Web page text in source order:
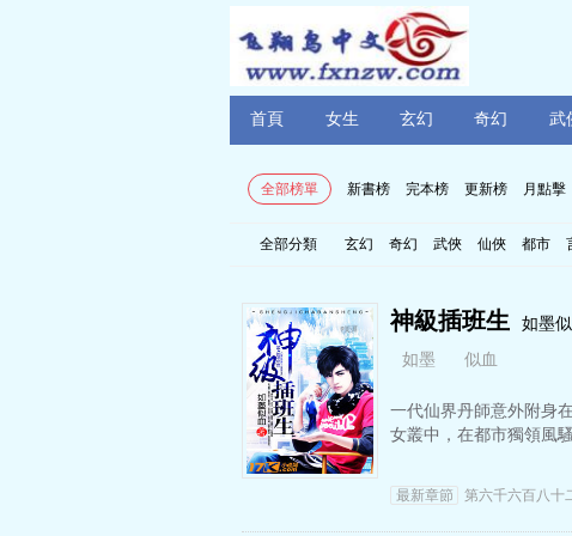
首頁 女生 玄幻 奇幻 武
全部榜單 新書榜 完本榜 更新榜 月點擊
全部分類 玄幻 奇幻 武俠 仙俠 都市
神級插班生
如墨
如墨
似血
一代仙界丹師意外附身
女叢中，在都市獨領風
最新章節 第六千六百八十